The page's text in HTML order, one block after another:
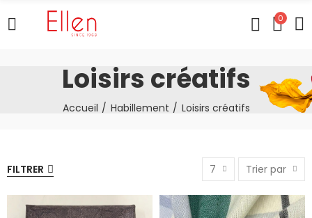
0
Loisirs créatifs
Accueil Habillement Loisirs créatifs
FILTRER 7 Trier par